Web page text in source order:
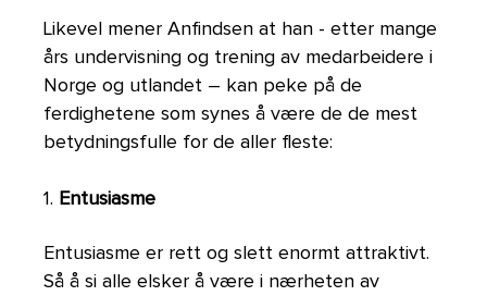
Likevel mener Anfindsen at han - etter mange
års undervisning og trening av medarbeidere i
Norge og utlandet – kan peke på de
ferdighetene som synes å være de de mest
betydningsfulle for de aller fleste:
1. Entusiasme
Entusiasme er rett og slett enormt attraktivt.
Så å si alle elsker å være i nærheten av